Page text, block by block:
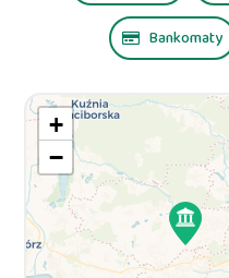
Bankomaty
+
−